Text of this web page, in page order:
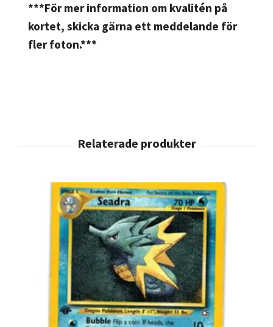
***För mer information om kvalitén på
kortet, skicka gärna ett meddelande för
fler foton.***